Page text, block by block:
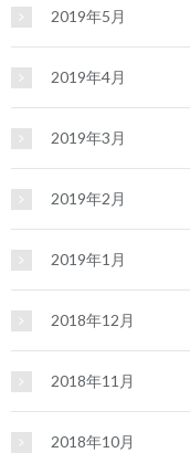
2019年5月
2019年4月
2019年3月
2019年2月
2019年1月
2018年12月
2018年11月
2018年10月